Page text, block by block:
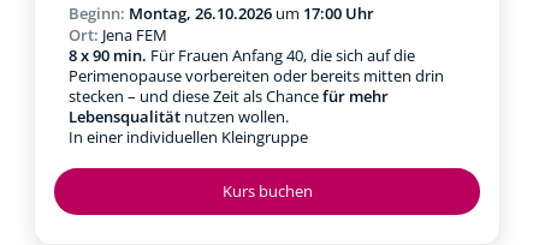
Kurs buchen
Beginn: Montag, 26.10.2026 um 17:00 Uhr
Ort: Jena FEM
8 x 90 min. Für Frauen Anfang 40, die sich auf die
Perimenopause vorbereiten oder bereits mitten drin
stecken – und diese Zeit als Chancefür mehr
Lebensqualität nutzen wollen.
In einer individuellen Kleingruppe